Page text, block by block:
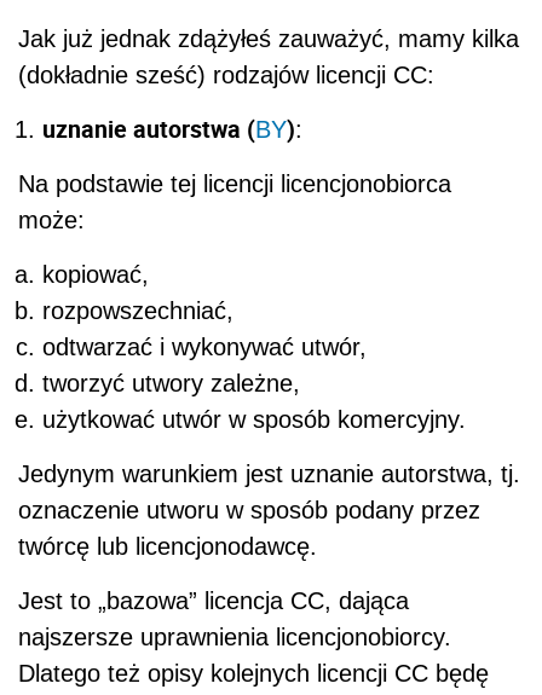
Jak już jednak zdążyłeś zauważyć, mamy kilka
(dokładnie sześć) rodzajów licencji CC:
uznanie autorstwa (BY):
Na podstawie tej licencji licencjonobiorca
może:
kopiować,
rozpowszechniać,
odtwarzać i wykonywać utwór,
tworzyć utwory zależne,
użytkować utwór w sposób komercyjny.
Jedynym warunkiem jest uznanie autorstwa, tj.
oznaczenie utworu w sposób podany przez
twórcę lub licencjonodawcę.
Jest to „bazowa” licencja CC, dająca
najszersze uprawnienia licencjonobiorcy.
Dlatego też opisy kolejnych licencji CC będę